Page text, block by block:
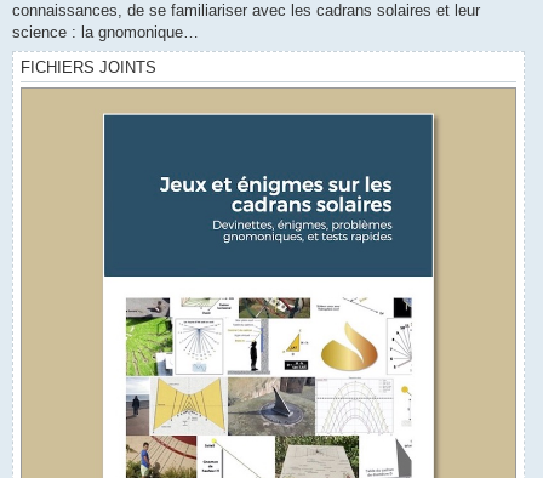
connaissances, de se familiariser avec les cadrans solaires et leur
science : la gnomonique…
FICHIERS JOINTS